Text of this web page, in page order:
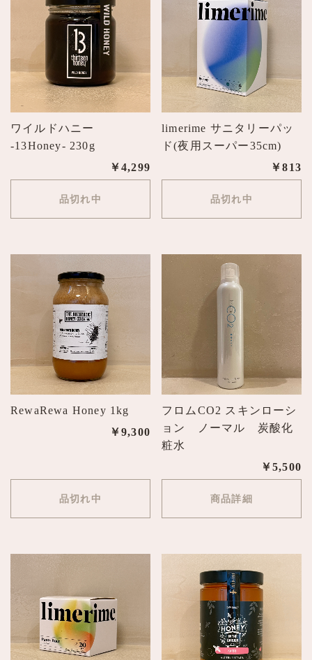
ワイルドハニー
-13Honey- 230g
￥4,299
品切れ中
limerime サニタリーパッ
ド(夜用スーパー35cm)
￥813
品切れ中
RewaRewa Honey 1kg
￥9,300
品切れ中
フロムCO2 スキンローシ
ョン ノーマル 炭酸化
粧水
￥5,500
商品詳細